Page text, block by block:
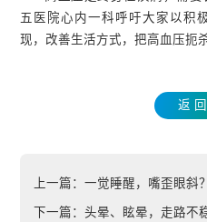
五医院心内一科呼吁大家以积
现，改善生活方式，把高血压扼
返 回
上一篇：一觉睡醒，嘴歪眼斜
下一篇：头晕、眩晕，走路不